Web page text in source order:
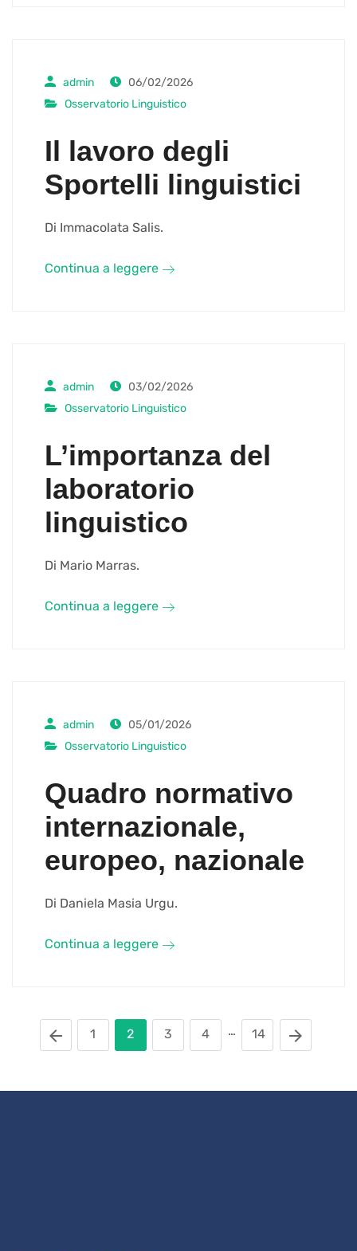
admin
06/02/2026
Osservatorio Linguistico
Il lavoro degli
Sportelli linguistici
Di Immacolata Salis.
Continua a leggere
admin
03/02/2026
Osservatorio Linguistico
L’importanza del
laboratorio
linguistico
Di Mario Marras.
Continua a leggere
admin
05/01/2026
Osservatorio Linguistico
Quadro normativo
internazionale,
europeo, nazionale
Di Daniela Masia Urgu.
Continua a leggere
1 2 3 4 … 14